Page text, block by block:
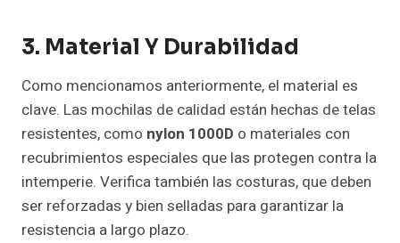
3. Material Y Durabilidad
Como mencionamos anteriormente, el material es
clave. Las mochilas de calidad están hechas de telas
resistentes, como nylon 1000D o materiales con
recubrimientos especiales que las protegen contra la
intemperie. Verifica también las costuras, que deben
ser reforzadas y bien selladas para garantizar la
resistencia a largo plazo.